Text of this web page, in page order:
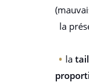
la
la